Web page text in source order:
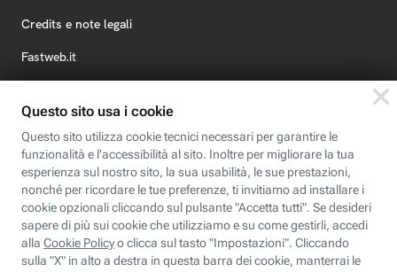
Credits e note legali
Fastweb.it
Fastweb Digital Academy
STEP FuturAbility District